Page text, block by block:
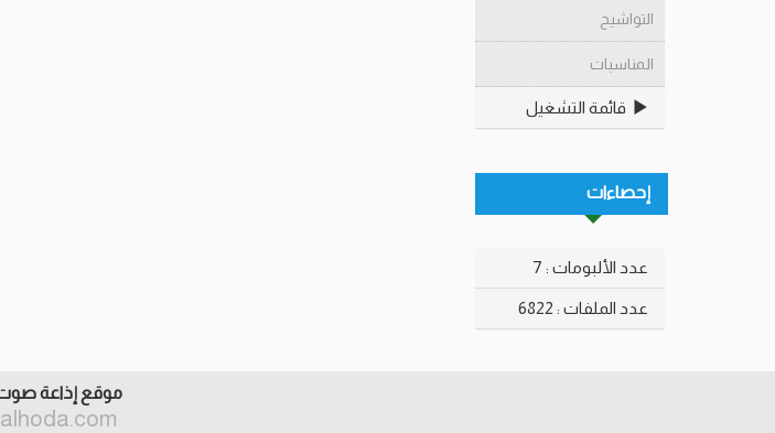
التواشيح
المناسبات
قائمة التشغيل
إحصاءات
عدد الألبومات : 7
عدد الملفات : 6822
موقع إذاعة